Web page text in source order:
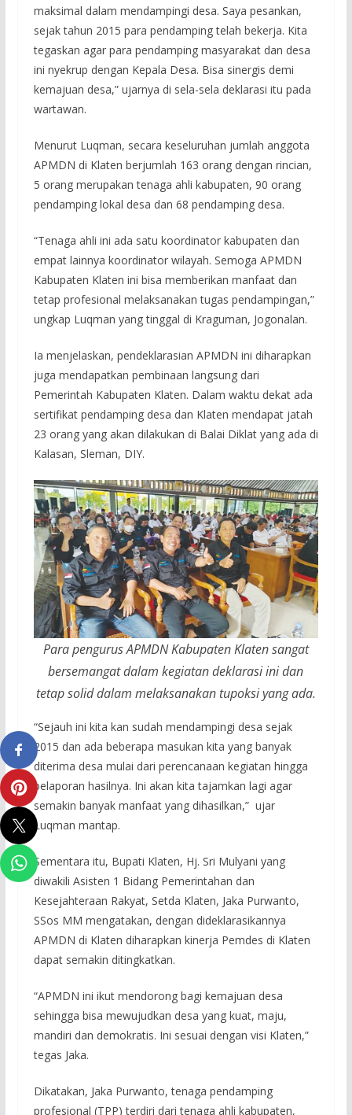
maksimal dalam mendampingi desa. Saya pesankan,
sejak tahun 2015 para pendamping telah bekerja. Kita
tegaskan agar para pendamping masyarakat dan desa
ini nyekrup dengan Kepala Desa. Bisa sinergis demi
kemajuan desa,” ujarnya di sela-sela deklarasi itu pada
wartawan.
Menurut Luqman, secara keseluruhan jumlah anggota
APMDN di Klaten berjumlah 163 orang dengan rincian,
5 orang merupakan tenaga ahli kabupaten, 90 orang
pendamping lokal desa dan 68 pendamping desa.
“Tenaga ahli ini ada satu koordinator kabupaten dan
empat lainnya koordinator wilayah. Semoga APMDN
Kabupaten Klaten ini bisa memberikan manfaat dan
tetap profesional melaksanakan tugas pendampingan,”
ungkap Luqman yang tinggal di Kraguman, Jogonalan.
Ia menjelaskan, pendeklarasian APMDN ini diharapkan
juga mendapatkan pembinaan langsung dari
Pemerintah Kabupaten Klaten. Dalam waktu dekat ada
sertifikat pendamping desa dan Klaten mendapat jatah
23 orang yang akan dilakukan di Balai Diklat yang ada di
Kalasan, Sleman, DIY.
Para pengurus APMDN Kabupaten Klaten sangat
bersemangat dalam kegiatan deklarasi ini dan
tetap solid dalam melaksanakan tupoksi yang ada.
“Sejauh ini kita kan sudah mendampingi desa sejak
2015 dan ada beberapa masukan kita yang banyak
diterima desa mulai dari perencanaan kegiatan hingga
pelaporan hasilnya. Ini akan kita tajamkan lagi agar
semakin banyak manfaat yang dihasilkan,” ujar
Luqman mantap.
Sementara itu, Bupati Klaten, Hj. Sri Mulyani yang
diwakili Asisten 1 Bidang Pemerintahan dan
Kesejahteraan Rakyat, Setda Klaten, Jaka Purwanto,
SSos MM mengatakan, dengan dideklarasikannya
APMDN di Klaten diharapkan kinerja Pemdes di Klaten
dapat semakin ditingkatkan.
“APMDN ini ikut mendorong bagi kemajuan desa
sehingga bisa mewujudkan desa yang kuat, maju,
mandiri dan demokratis. Ini sesuai dengan visi Klaten,”
tegas Jaka.
Dikatakan, Jaka Purwanto, tenaga pendamping
profesional (TPP) terdiri dari tenaga ahli kabupaten,